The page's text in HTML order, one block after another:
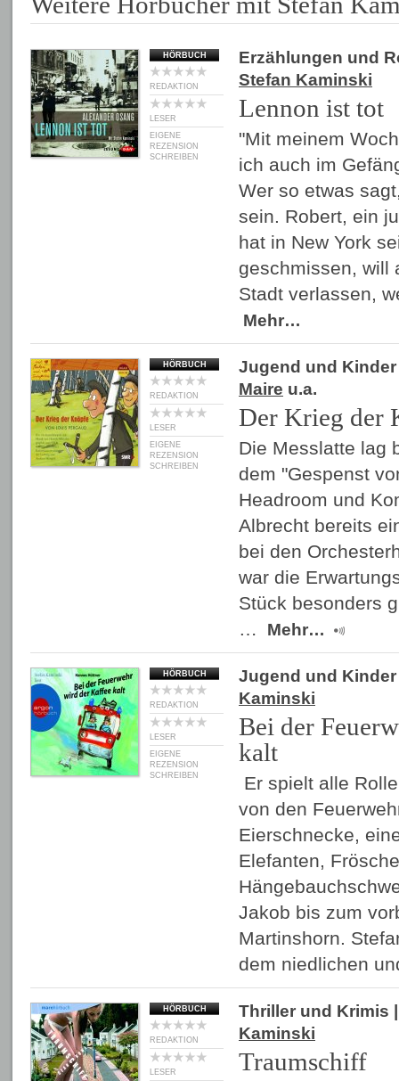
HÖRBUCH
REDAKTION
LESER
EIGENE
REZENSION
SCHREIBEN
Erzählungen und
Stefan Kaminski
Lennon ist tot
"Mit meinem
ich auch im
Wer so etwas
sein. Robert, ein
hat in New York
geschmissen, will
Stadt verlassen,
Mehr…
HÖRBUCH
REDAKTION
LESER
EIGENE
REZENSION
SCHREIBEN
Jugend und Kinder
Maire u.a.
Der Krieg der
Die Messlatte lag
dem "Gespenst
Headroom und
Albrecht bereits
bei den
war die
Stück besonders
…
Mehr…
HÖRBUCH
REDAKTION
LESER
EIGENE
REZENSION
SCHREIBEN
Jugend und Kinder
Kaminski
Bei der
kalt
Er spielt alle
von den
Eierschnecke,
Elefanten,
Jakob bis zum
Martinshorn.
dem niedlichen
HÖRBUCH
REDAKTION
LESER
Thriller und Krimis
Kaminski
Traumschiff